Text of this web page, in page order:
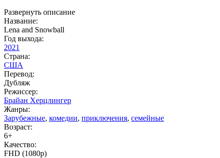
Развернуть описание
Название:
Lena and Snowball
Год выхода:
2021
Страна:
США
Перевод:
Дубляж
Режиссер:
Брайан Херцлингер
Жанры:
Зарубежные, комедии, приключения, семейные
Возраст:
6+
Качество:
FHD (1080p)